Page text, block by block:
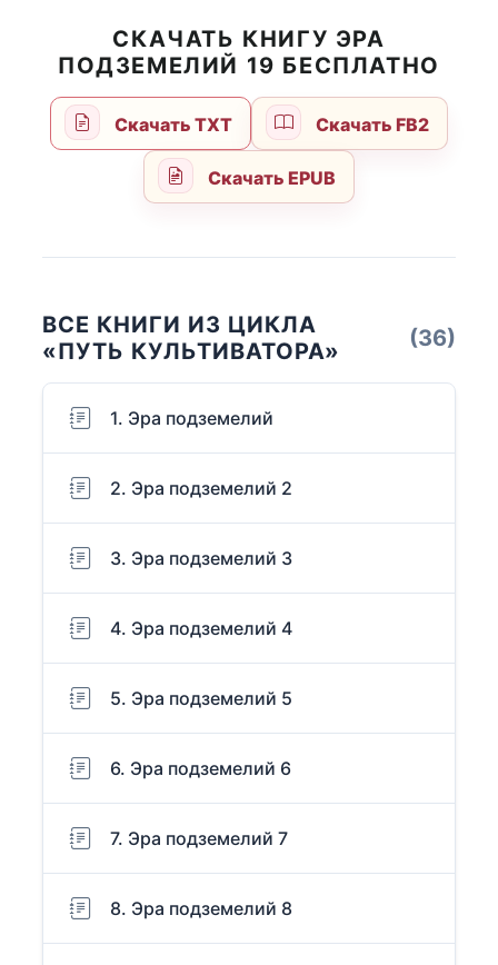
СКАЧАТЬ КНИГУ ЭРА
ПОДЗЕМЕЛИЙ 19 БЕСПЛАТНО
Скачать TXT Скачать FB2
Скачать EPUB
ВСЕ КНИГИ ИЗ ЦИКЛА
«ПУТЬ КУЛЬТИВАТОРА»
(36)
1. Эра подземелий
2. Эра подземелий 2
3. Эра подземелий 3
4. Эра подземелий 4
5. Эра подземелий 5
6. Эра подземелий 6
7. Эра подземелий 7
8. Эра подземелий 8